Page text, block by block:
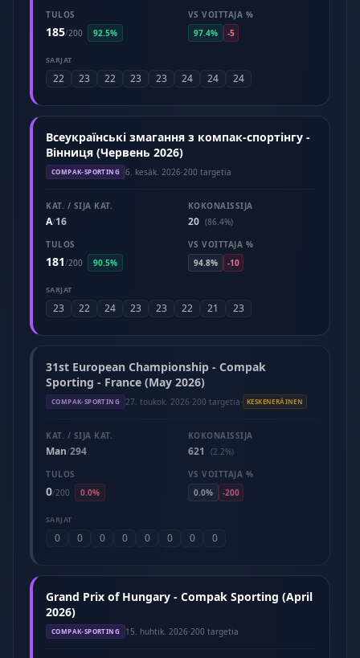
TULOS
185/200 92.5%
VS VOITTAJA %
97.4%
-5
SARJAT
22 23 22 23 23 24 24 24
Всеукраїнські змагання з компак-спортінгу -
Вінниця (Червень 2026)
COMPAK-SPORTING 6. kesäk. 2026·200 targetia
KAT. / SIJA KAT.
A/16
KOKONAISSIJA
20 (86.4%)
TULOS
181/200 90.5%
VS VOITTAJA %
94.8%
-10
SARJAT
23 22 24 23 23 22 21 23
31st European Championship - Compak
Sporting - France (May 2026)
COMPAK-SPORTING 27. toukok. 2026·200 targetia· KESKENERÄINEN
KAT. / SIJA KAT.
Man/294
KOKONAISSIJA
621
(2.2%)
TULOS
0/200 0.0%
VS VOITTAJA %
0.0%
-200
SARJAT
0 0 0 0 0 0 0 0
Grand Prix of Hungary - Compak Sporting (April
2026)
COMPAK-SPORTING 15. huhtik. 2026·200 targetia